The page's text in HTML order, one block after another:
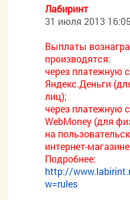
Лабиринт
31 июля 2013
Выплаты
производятся:
через платежную
Яндекс.Деньги
лиц);
через платежную
WebMoney (для
на
интернет-
Подробнее:
http://
w=rules